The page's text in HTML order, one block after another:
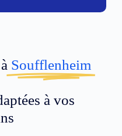
Soufflenheim
à vos